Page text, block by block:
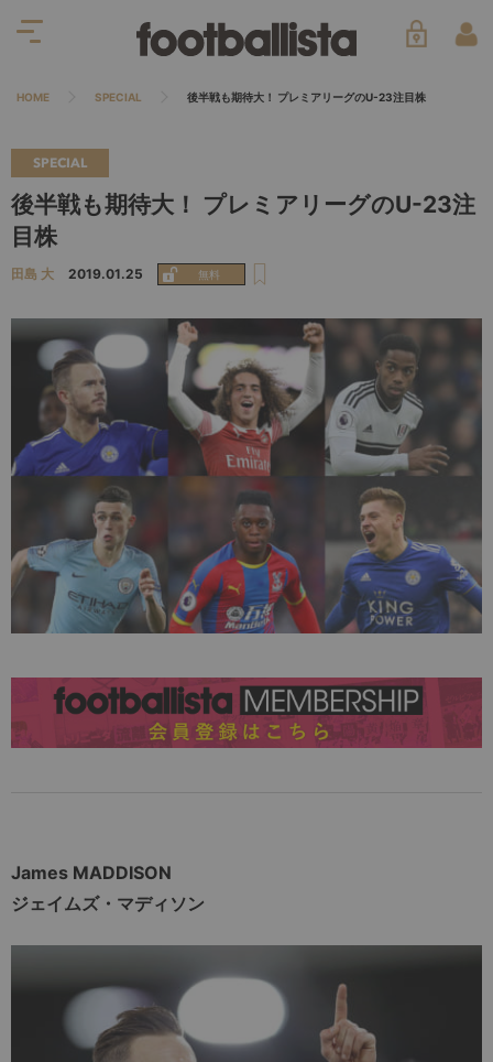
HOME SPECIAL 後半戦も期待大！ プレミアリーグのU-23注目株
SPECIAL
後半戦も期待大！ プレミアリーグのU-23注
目株
田島 大 2019.01.25
James MADDISON
ジェイムズ・マディソン